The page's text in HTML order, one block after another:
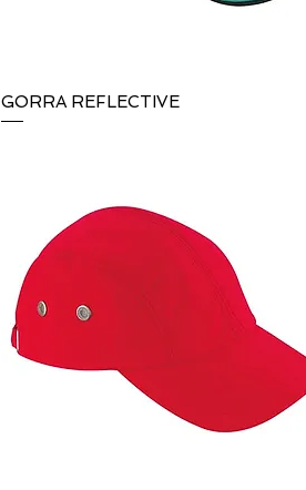
Vista rápida
GORRA REFLECTIVE